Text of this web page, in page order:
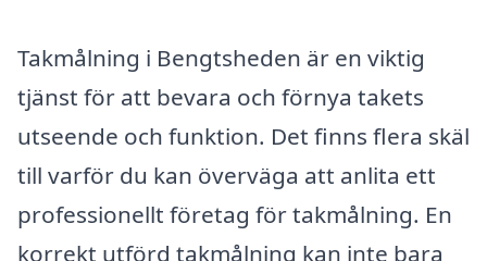
Takmålning i Bengtsheden är en viktig
tjänst för att bevara och förnya takets
utseende och funktion. Det finns flera skäl
till varför du kan överväga att anlita ett
professionellt företag för takmålning. En
korrekt utförd takmålning kan inte bara